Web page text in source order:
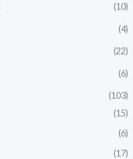
(10)
(4)
(22)
(6)
(103)
(15)
(6)
(17)